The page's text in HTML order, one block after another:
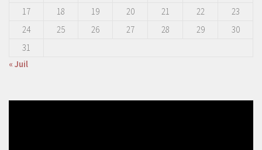
17
18 19 20 21 22
23
24
25 26 27 28 29
30
31
« Juil